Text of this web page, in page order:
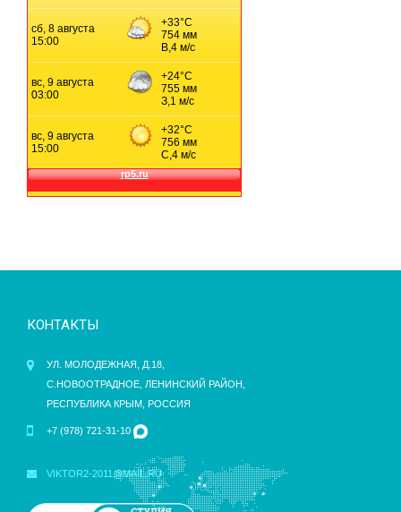
КОНТАКТЫ
УЛ. МОЛОДЕЖНАЯ, Д.18,
С.НОВООТРАДНОЕ, ЛЕНИНСКИЙ РАЙОН,
РЕСПУБЛИКА КРЫМ, РОССИЯ
+7 (978) 721-31-10
VIKTOR2-2011@MAIL.RU